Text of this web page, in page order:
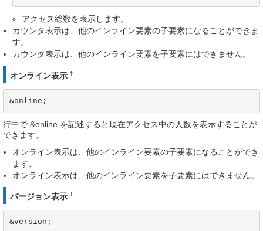
アクセス総数を表示します。
カウンタ表示は、他のインライン要素の子要素になることができま
す。
カウンタ表示は、他のインライン要素を子要素にはできません。
オンライン表示 †
&online;
行中で &online を記述すると現在アクセス中の人数を表示することが
できます。
オンライン表示は、他のインライン要素の子要素になることができ
ます。
オンライン表示は、他のインライン要素を子要素にはできません。
バージョン表示 †
&version;